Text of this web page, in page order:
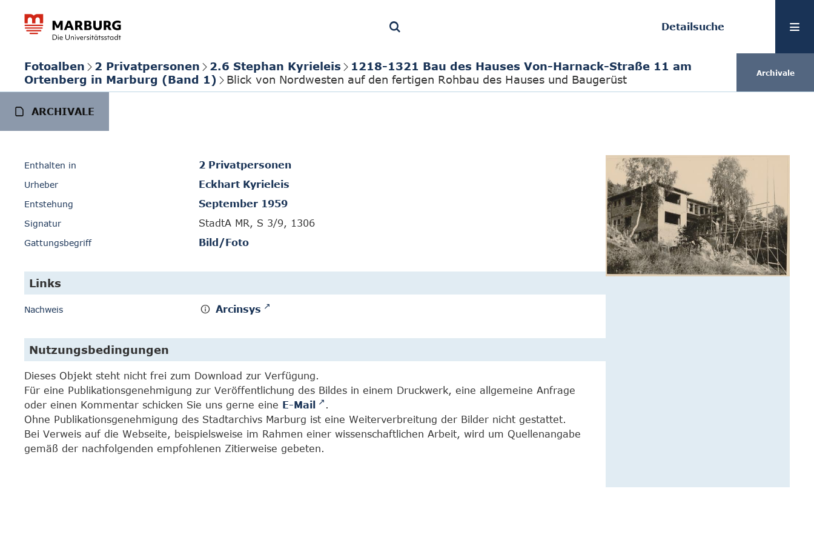
Detailsuche
Fotoalben 2 Privatpersonen 2.6 Stephan Kyrieleis
1218-1321 Bau des Hauses Von-Harnack-Straße 11 am
Ortenberg in Marburg (Band 1)
Blick von Nordwesten auf den fertigen Rohbau des Hauses und Baugerüst Archivale
ARCHIVALE
Enthalten in 2 Privatpersonen
Urheber Eckhart Kyrieleis
Entstehung September 1959
Signatur StadtA MR, S 3/9, 1306
Gattungsbegriff Bild/Foto
Links
Nachweis Arcinsys
Nutzungsbedingungen
Dieses Objekt steht nicht frei zum Download zur Verfügung.
Für eine Publikationsgenehmigung zur Veröffentlichung des Bildes in einem Druckwerk, eine allgemeine Anfrage
oder einen Kommentar schicken Sie uns gerne eine E-Mail
.
Ohne Publikationsgenehmigung des Stadtarchivs Marburg ist eine Weiterverbreitung der Bilder nicht gestattet.
Bei Verweis auf die Webseite, beispielsweise im Rahmen einer wissenschaftlichen Arbeit, wird um Quellenangabe
gemäß der nachfolgenden empfohlenen Zitierweise gebeten.